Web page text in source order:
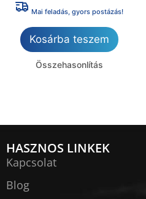
Mai feladás, gyors postázás!
Kosárba teszem
Összehasonlítás
HASZNOS LINKEK
Kapcsolat
Blog